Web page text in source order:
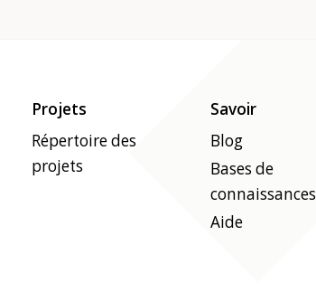
Projets
Répertoire des
projets
Savoir
Blog
Bases de
connaissances
Aide